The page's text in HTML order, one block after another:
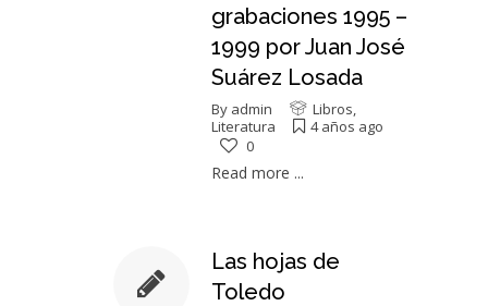
grabaciones 1995 –
1999 por Juan José
Suárez Losada
By admin Libros,
Literatura
4 años ago
0
Read more ...
Las hojas de
Toledo